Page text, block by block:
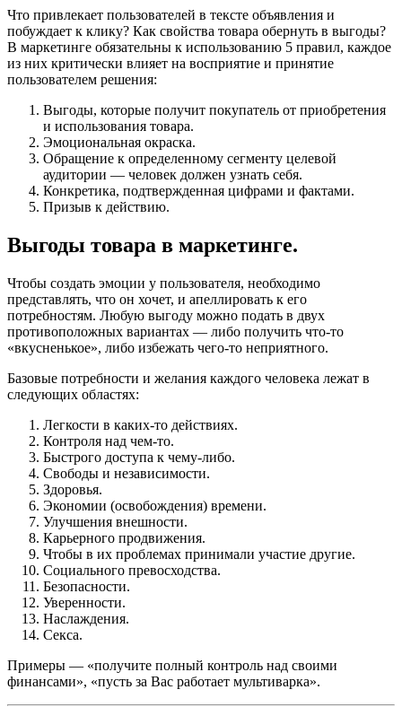
Что привлекает пользователей в тексте объявления и
побуждает к клику? Как свойства товара обернуть в выгоды?
В маркетинге обязательны к использованию 5 правил, каждое
из них критически влияет на восприятие и принятие
пользователем решения:
Выгоды, которые получит покупатель от приобретения
и использования товара.
Эмоциональная окраска.
Обращение к определенному сегменту целевой
аудитории — человек должен узнать себя.
Конкретика, подтвержденная цифрами и фактами.
Призыв к действию.
Выгоды товара в маркетинге.
Чтобы создать эмоции у пользователя, необходимо
представлять, что он хочет, и апеллировать к его
потребностям. Любую выгоду можно подать в двух
противоположных вариантах — либо получить что-то
«вкусненькое», либо избежать чего-то неприятного.
Базовые потребности и желания каждого человека лежат в
следующих областях:
Легкости в каких-то действиях.
Контроля над чем-то.
Быстрого доступа к чему-либо.
Свободы и независимости.
Здоровья.
Экономии (освобождения) времени.
Улучшения внешности.
Карьерного продвижения.
Чтобы в их проблемах принимали участие другие.
Социального превосходства.
Безопасности.
Уверенности.
Наслаждения.
Секса.
Примеры — «получите полный контроль над своими
финансами», «пусть за Вас работает мультиварка».